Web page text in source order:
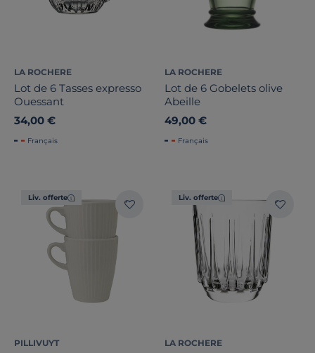
LA ROCHERE
Lot de 6 Tasses expresso
Ouessant
34,00 €
Français
LA ROCHERE
Lot de 6 Gobelets olive
Abeille
49,00 €
Français
Liv. offerte
PILLIVUYT
Liv. offerte
LA ROCHERE